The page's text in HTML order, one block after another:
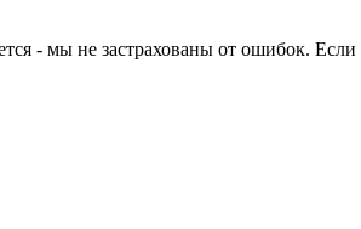
- мы не застрахованы от ошибок.